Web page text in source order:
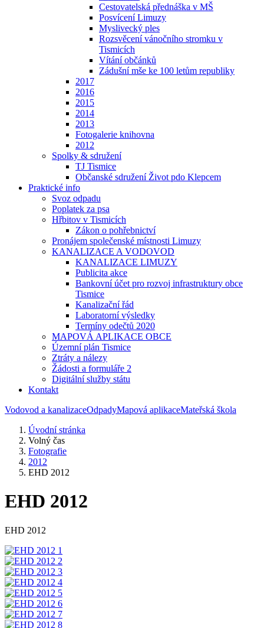
Cestovatelská přednáška v MŠ
Posvícení Limuzy
Myslivecký ples
Rozsvěcení vánočního stromku v
Tismicích
Vítání občánků
Zádušní mše ke 100 letům republiky
2017
2016
2015
2014
2013
Fotogalerie knihovna
2012
Spolky & sdružení
TJ Tismice
Občanské sdružení Život pdo Klepcem
Praktické info
Svoz odpadu
Poplatek za psa
Hřbitov v Tismicích
Zákon o pohřebnictví
Pronájem společenské místnosti Limuzy
KANALIZACE A VODOVOD
KANALIZACE LIMUZY
Publicita akce
Bankovní účet pro rozvoj infrastruktury obce
Tismice
Kanalizační řád
Laboratorní výsledky
Termíny odečtů 2020
MAPOVÁ APLIKACE OBCE
Územní plán Tismice
Ztráty a nálezy
Žádosti a formuláře 2
Digitální služby státu
Kontakt
Vodovod a kanalizaceOdpadyMapová aplikaceMateřská škola
Úvodní stránka
Volný čas
Fotografie
2012
EHD 2012
EHD 2012
EHD 2012